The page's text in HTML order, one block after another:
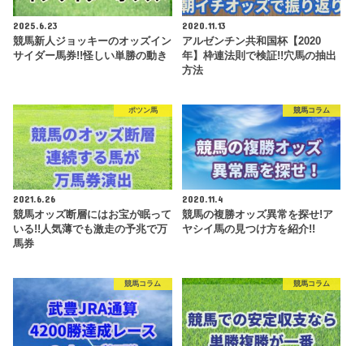
2025.6.23
競馬新人ジョッキーのオッズイン
サイダー馬券!!怪しい単勝の動き
2020.11.13
アルゼンチン共和国杯【2020
年】枠連法則で検証!!穴馬の抽出
方法
ポツン馬
2021.6.26
競馬オッズ断層にはお宝が眠って
いる!!人気薄でも激走の予兆で万
馬券
競馬コラム
2020.11.4
競馬の複勝オッズ異常を探せ!ア
ヤシイ馬の見つけ方を紹介!!
競馬コラム 競馬コラム